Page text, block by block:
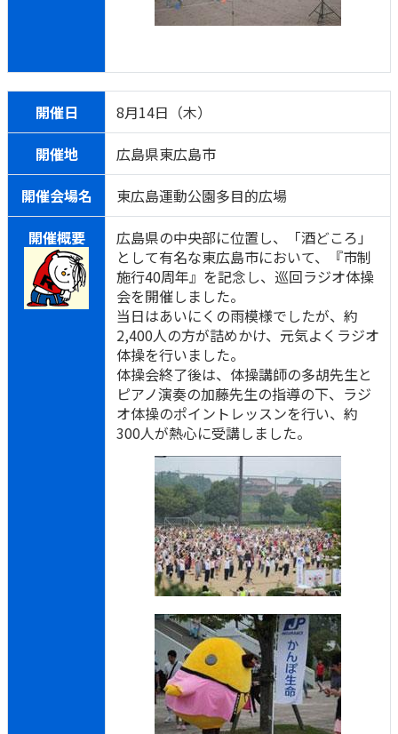
開催日
8月14日（木）
開催地
広島県東広島市
開催会場名
東広島運動公園多目的広場
開催概要
広島県の中央部に位置し、「酒どころ」
として有名な東広島市において、『市制
施行40周年』を記念し、巡回ラジオ体操
会を開催しました。
当日はあいにくの雨模様でしたが、約
2,400人の方が詰めかけ、元気よくラジオ
体操を行いました。
体操会終了後は、体操講師の多胡先生と
ピアノ演奏の加藤先生の指導の下、ラジ
オ体操のポイントレッスンを行い、約
300人が熱心に受講しました。